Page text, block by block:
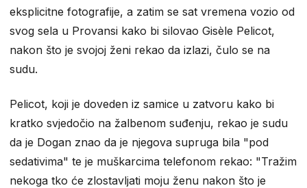
eksplicitne fotografije, a zatim se sat vremena vozio od
svog sela u Provansi kako bi silovao Gisèle Pelicot,
nakon što je svojoj ženi rekao da izlazi, čulo se na
sudu.
Pelicot, koji je doveden iz samice u zatvoru kako bi
kratko svjedočio na žalbenom suđenju, rekao je sudu
da je Dogan znao da je njegova supruga bila "pod
sedativima" te je muškarcima telefonom rekao: "Tražim
nekoga tko će zlostavljati moju ženu nakon što je